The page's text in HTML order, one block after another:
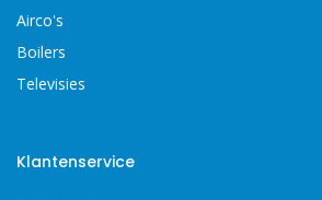
Airco's
Boilers
Televisies
Klantenservice